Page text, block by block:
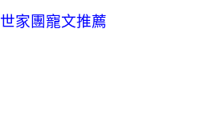
家團寵文推薦